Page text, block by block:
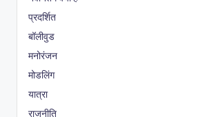
प्रदर्शित
बॉलीवुड
मनोरंजन
मोडलिंग
यात्रा
राजनीति